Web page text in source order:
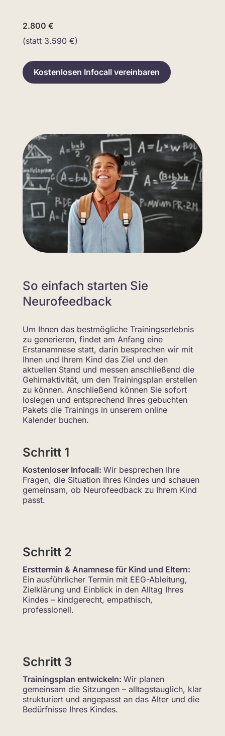
2.800 €
(statt 3.590 €)
Kostenlosen Infocall vereinbaren
So einfach starten Sie
Neurofeedback
Um Ihnen das bestmögliche Trainingserlebnis
zu generieren, findet am Anfang eine
Erstanamnese statt, darin besprechen wir mit
Ihnen und Ihrem Kind das Ziel und den
aktuellen Stand und messen anschließend die
Gehirnaktivität, um den Trainingsplan erstellen
zu können. Anschließend können Sie sofort
loslegen und entsprechend Ihres gebuchten
Pakets die Trainings in unserem online
Kalender buchen.
Schritt 1
Kostenloser Infocall: Wir besprechen Ihre
Fragen, die Situation Ihres Kindes und schauen
gemeinsam, ob Neurofeedback zu Ihrem Kind
passt.
Schritt 2
Ersttermin & Anamnese für Kind und Eltern:
Ein ausführlicher Termin mit EEG-Ableitung,
Zielklärung und Einblick in den Alltag Ihres
Kindes – kindgerecht, empathisch,
professionell.
Schritt 3
Trainingsplan entwickeln: Wir planen
gemeinsam die Sitzungen – alltagstauglich, klar
strukturiert und angepasst an das Alter und die
Bedürfnisse Ihres Kindes.